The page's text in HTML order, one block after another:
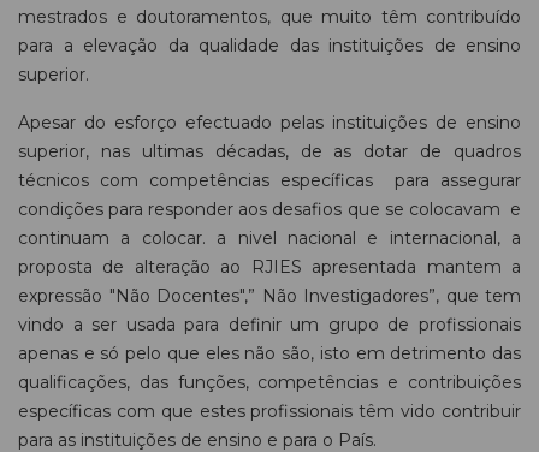
mestrados e doutoramentos, que muito têm contribuído
para a elevação da qualidade das instituições de ensino
superior.
Apesar do esforço efectuado pelas instituições de ensino
superior, nas ultimas décadas, de as dotar de quadros
técnicos com competências específicas para assegurar
condições para responder aos desafios que se colocavam e
continuam a colocar. a nivel nacional e internacional, a
proposta de alteração ao RJIES apresentada mantem a
expressão "Não Docentes",” Não Investigadores”, que tem
vindo a ser usada para definir um grupo de profissionais
apenas e só pelo que eles não são, isto em detrimento das
qualificações, das funções, competências e contribuições
específicas com que estes profissionais têm vido contribuir
para as instituições de ensino e para o País.